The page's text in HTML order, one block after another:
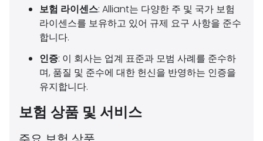
보험 라이센스: Alliant는 다양한 주 및 국가 보험
라이센스를 보유하고 있어 규제 요구 사항을 준수
합니다.
인증: 이 회사는 업계 표준과 모범 사례를 준수하
며, 품질 및 준수에 대한 헌신을 반영하는 인증을
유지합니다.
보험 상품 및 서비스